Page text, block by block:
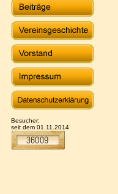
Besucher:
seit dem 01.11.2014